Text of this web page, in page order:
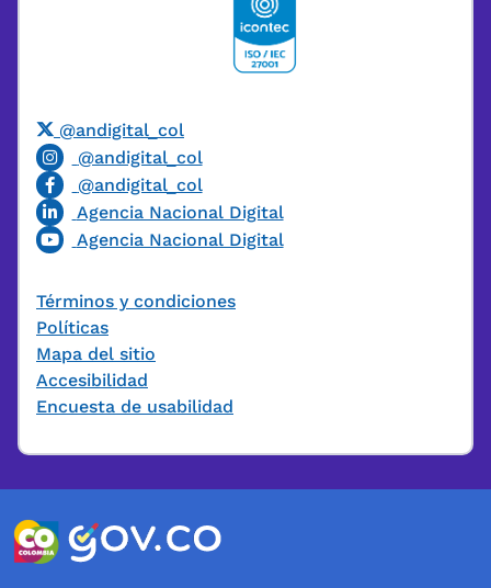
@andigital_col
@andigital_col
@andigital_col
Agencia Nacional Digital
Agencia Nacional Digital
Términos y condiciones
Políticas
Mapa del sitio
Accesibilidad
Encuesta de usabilidad